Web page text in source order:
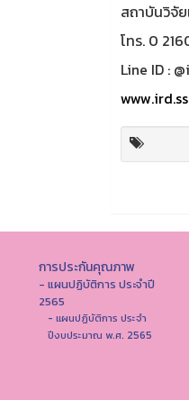
สถาบันวิจั
โทร. 0
Line ID :
การประกันคุณภาพ
- แผนปฏิบัติการ ประจำปี
2565
- แผนปฏิบัติการ ประจำ
ปีงบประมาณ พ.ศ. 2565